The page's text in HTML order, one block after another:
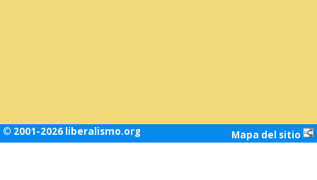
© 2001-2026 liberalismo.org Mapa del sitio